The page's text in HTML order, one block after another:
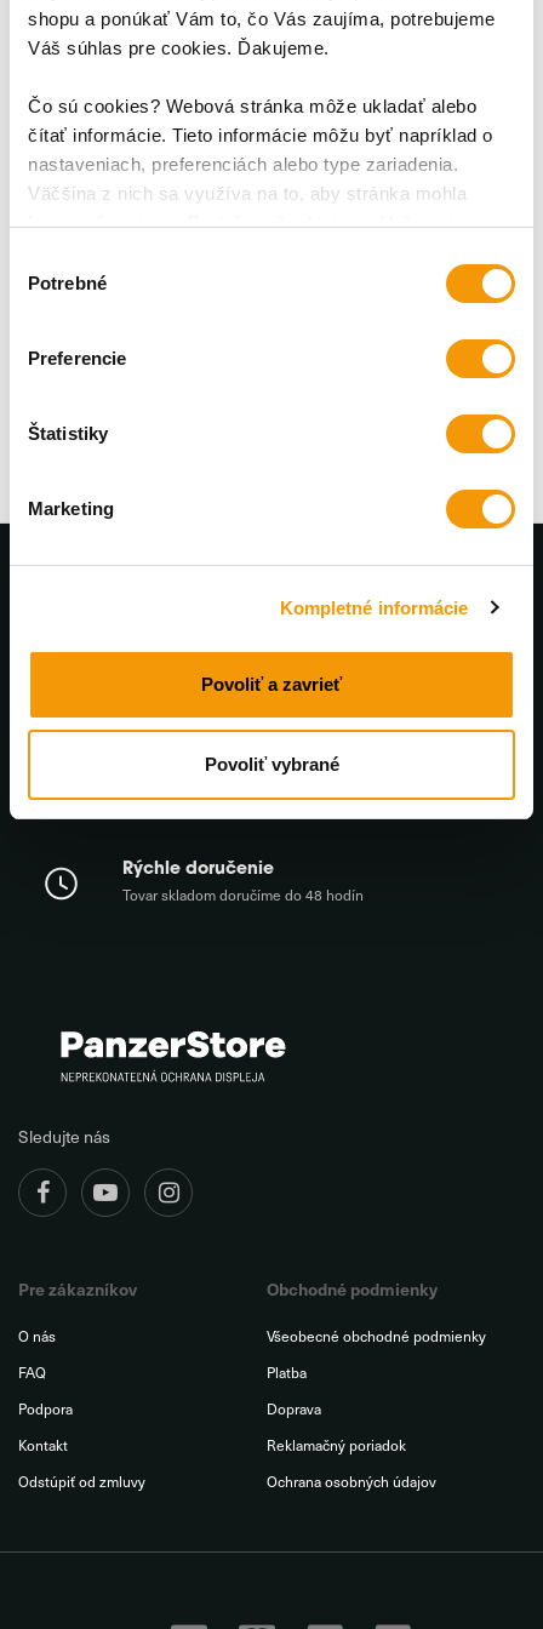
shopu a ponúkať Vám to, čo Vás zaujíma, potrebujeme
Váš súhlas pre cookies. Ďakujeme.
Čo sú cookies? Webová stránka môže ukladať alebo
čítať informácie. Tieto informácie môžu byť napríklad o
nastaveniach, preferenciách alebo type zariadenia.
Väčšina z nich sa využíva na to, aby stránka mohla
fungovať správne. Pretože rešpektujeme Vaše právo na
súhlasu
Potrebné
Preferencie
Štatistiky
Marketing
Kompletné informácie
Povoliť a zavrieť
Povoliť vybrané
pre iPhone 15, čierna
PanzerGlass™ ClearCase pre
japonského skla Asahi, ktoré je
hodín a pružného TPU rámiku
Výhradný distribútor PanzerGlass™
Každý mesiac nové zľavy
Profesionálna online podpora
Poradíme a pomôžeme. Pracovné dni od 8 do 17:00
Rýchle doručenie
Tovar skladom doručíme do 48 hodín
Sledujte nás
Pre zákazníkov
O nás
FAQ
Podpora
Kontakt
Odstúpiť od zmluvy
Obchodné podmienky
Všeobecné obchodné podmienky
Platba
Doprava
Reklamačný poriadok
Ochrana osobných údajov